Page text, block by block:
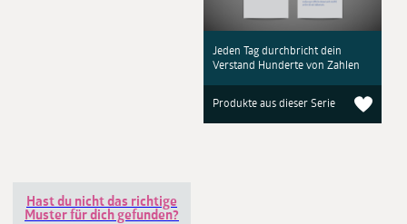
Jeden Tag durchbricht dein
Verstand Hunderte von Zahlen
Produkte aus dieser Serie
Hast du nicht das richtige
Muster für dich gefunden?